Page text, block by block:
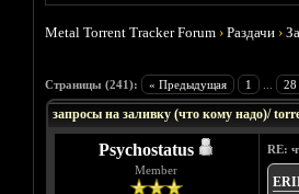
Metal Torrent Tracker Forum ›Раздачи ›
Страницы (241): « Предыдущая 1 28
Голосов: 33
1
2
3
4
5
запросы на заливку (что кому надо)/
Psychostatus
Member
RE: